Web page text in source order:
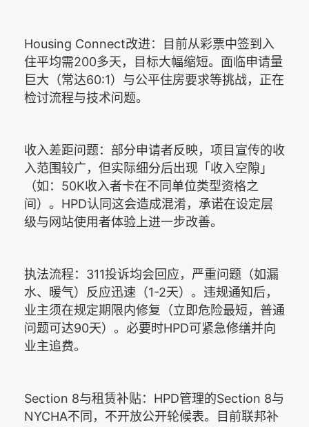
Housing Connect改进：目前从彩票中签到入
住平均需200多天，目标大幅缩短。面临申请量
巨大（常达60:1 ）与公平住房要求等挑战，正在
检讨流程与技术问题。
收入差距问题：部分申请者反映，项目宣传的收
入范围较广，但实际细分后出现「收入空隙」
（如： 50K收入者卡在不同单位类型资格之
间）。 HPD认同这会造成混淆，承诺在设定层
级与网站使用者体验上进一步改善。
执法流程： 311投诉均会回应，严重问题（如漏
水、暖气）反应迅速（1-2天）。违规通知后，
业主须在规定期限内修复（立即危险最短，普通
问题可达90天）。必要时HPD可紧急修缮并向
业主追费。
Section 8与租赁补贴： HPD管理的Section 8与
NYCHA不同，不开放公开轮候表。目前联邦补